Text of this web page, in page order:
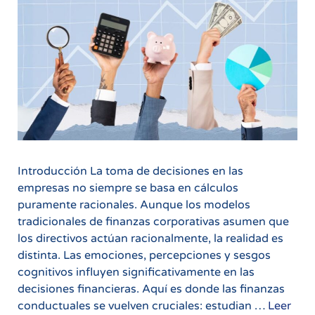
Introducción La toma de decisiones en las
empresas no siempre se basa en cálculos
puramente racionales. Aunque los modelos
tradicionales de finanzas corporativas asumen que
los directivos actúan racionalmente, la realidad es
distinta. Las emociones, percepciones y sesgos
cognitivos influyen significativamente en las
decisiones financieras. Aquí es donde las finanzas
conductuales se vuelven cruciales: estudian … Leer